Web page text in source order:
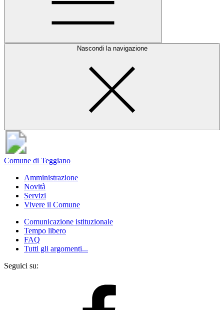
Nascondi la navigazione
Comune di Teggiano
Amministrazione
Novità
Servizi
Vivere il Comune
Comunicazione istituzionale
Tempo libero
FAQ
Tutti gli argomenti...
Seguici su: